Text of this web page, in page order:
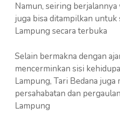
Namun, seiring berjalannya
juga bisa ditampilkan
Lampung secara terbuka
Selain bermakna dengan
mencerminkan sisi
Lampung, Tari Bedana
persahabatan dan
Lampung